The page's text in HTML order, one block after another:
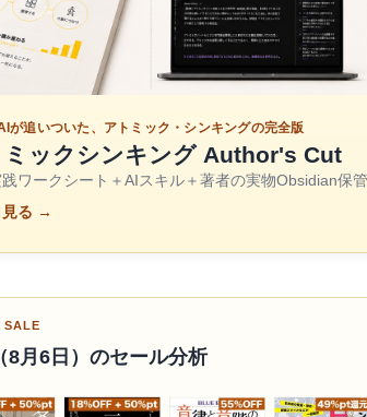
が追いついた、アトミック・シンキングの完全版
ミックシンキング Author's Cut
ワークシート＋AIスキル＋著者の実物Obsidian保
見る →
SALE
8月6日）のセール分析